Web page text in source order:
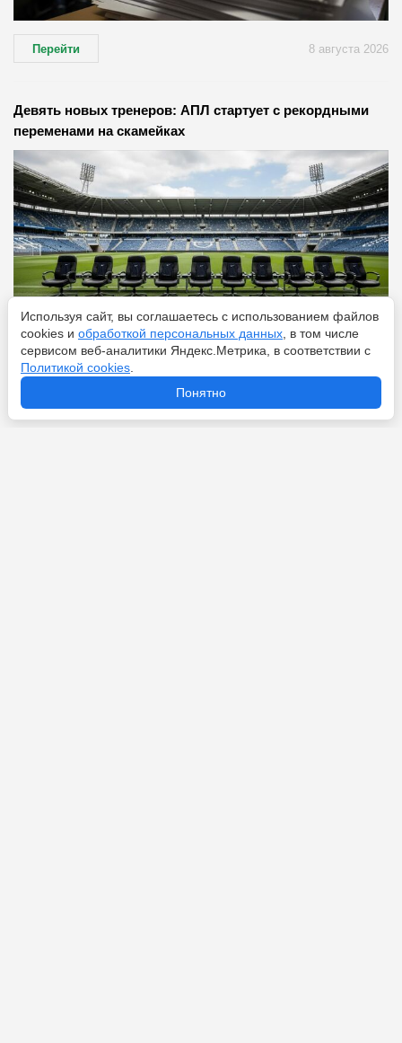
Перейти 8 августа 2026
Девять новых тренеров: АПЛ стартует с рекордными
переменами на скамейках
Используя сайт, вы соглашаетесь с использованием файлов
cookies и обработкой персональных данных , в том числе
сервисом веб-аналитики Яндекс.Метрика, в соответствии с
Политикой cookies
Понятно